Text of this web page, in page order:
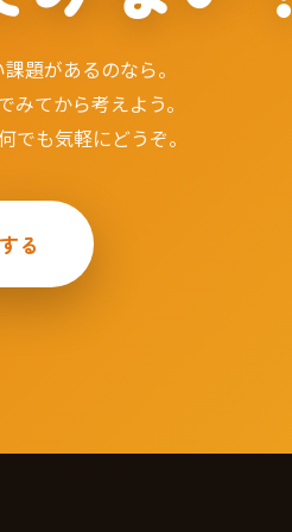
題があるのなら。
てから考えよう。
でも気軽にどうぞ。
る